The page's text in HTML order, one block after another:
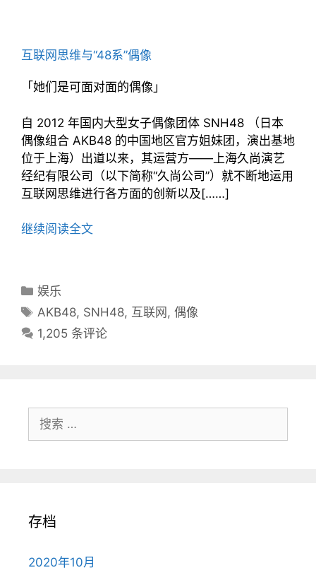
互联网思维与“48系”偶像
「她们是可面对面的偶像」
自 2012 年国内大型女子偶像团体 SNH48 （日本
偶像组合 AKB48 的中国地区官方姐妹团，演出基地
位于上海）出道以来，其运营方——上海久尚演艺
经纪有限公司（以下简称“久尚公司”）就不断地运用
互联网思维进行各方面的创新以及[……]
继续阅读全文
分
类
录
娱乐
标
签
AKB48, SNH48, 互联网 ,偶像
1,205 条评论
索：
存档
2020年10月